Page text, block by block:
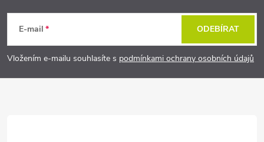
p
a
E-mail
Vložením e-mailu souhlasíte s podmínkami ochrany osobních údajů
ODEBÍRAT